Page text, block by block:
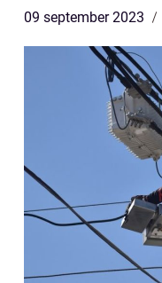
09 september 2023